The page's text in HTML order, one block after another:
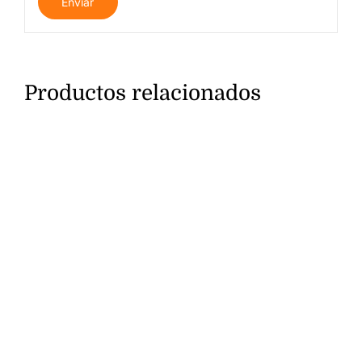
Productos relacionados